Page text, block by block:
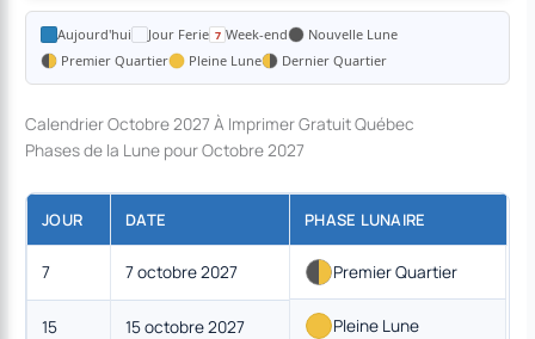
Aujourd'hui Jour Ferie Week-end
Nouvelle Lune
Premier Quartier
Pleine Lune Dernier Quartier
Calendrier Octobre 2027 À Imprimer Gratuit Québec
Phases de la Lune pour Octobre 2027
JOUR DATE PHASE LUNAIRE
7 7 octobre 2027 Premier Quartier
15 15 octobre 2027 Pleine Lune